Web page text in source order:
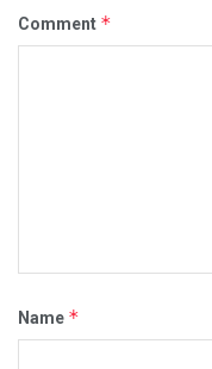
Comment *
Name *